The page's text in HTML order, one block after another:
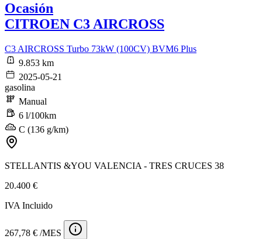
Ocasión
CITROEN C3 AIRCROSS
C3 AIRCROSS Turbo 73kW (100CV) BVM6 Plus
9.853 km
2025-05-21
gasolina
Manual
6 l/100km
C (136 g/km)
STELLANTIS &YOU VALENCIA - TRES CRUCES 38
20.400 €
IVA Incluido
267,78 € /MES